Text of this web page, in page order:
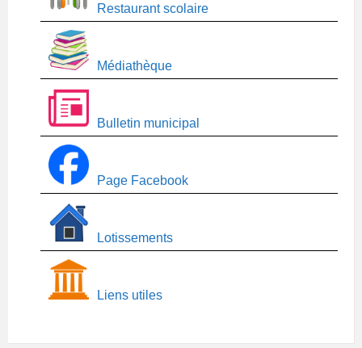
Restaurant scolaire
Médiathèque
Bulletin municipal
Page Facebook
Lotissements
Liens utiles